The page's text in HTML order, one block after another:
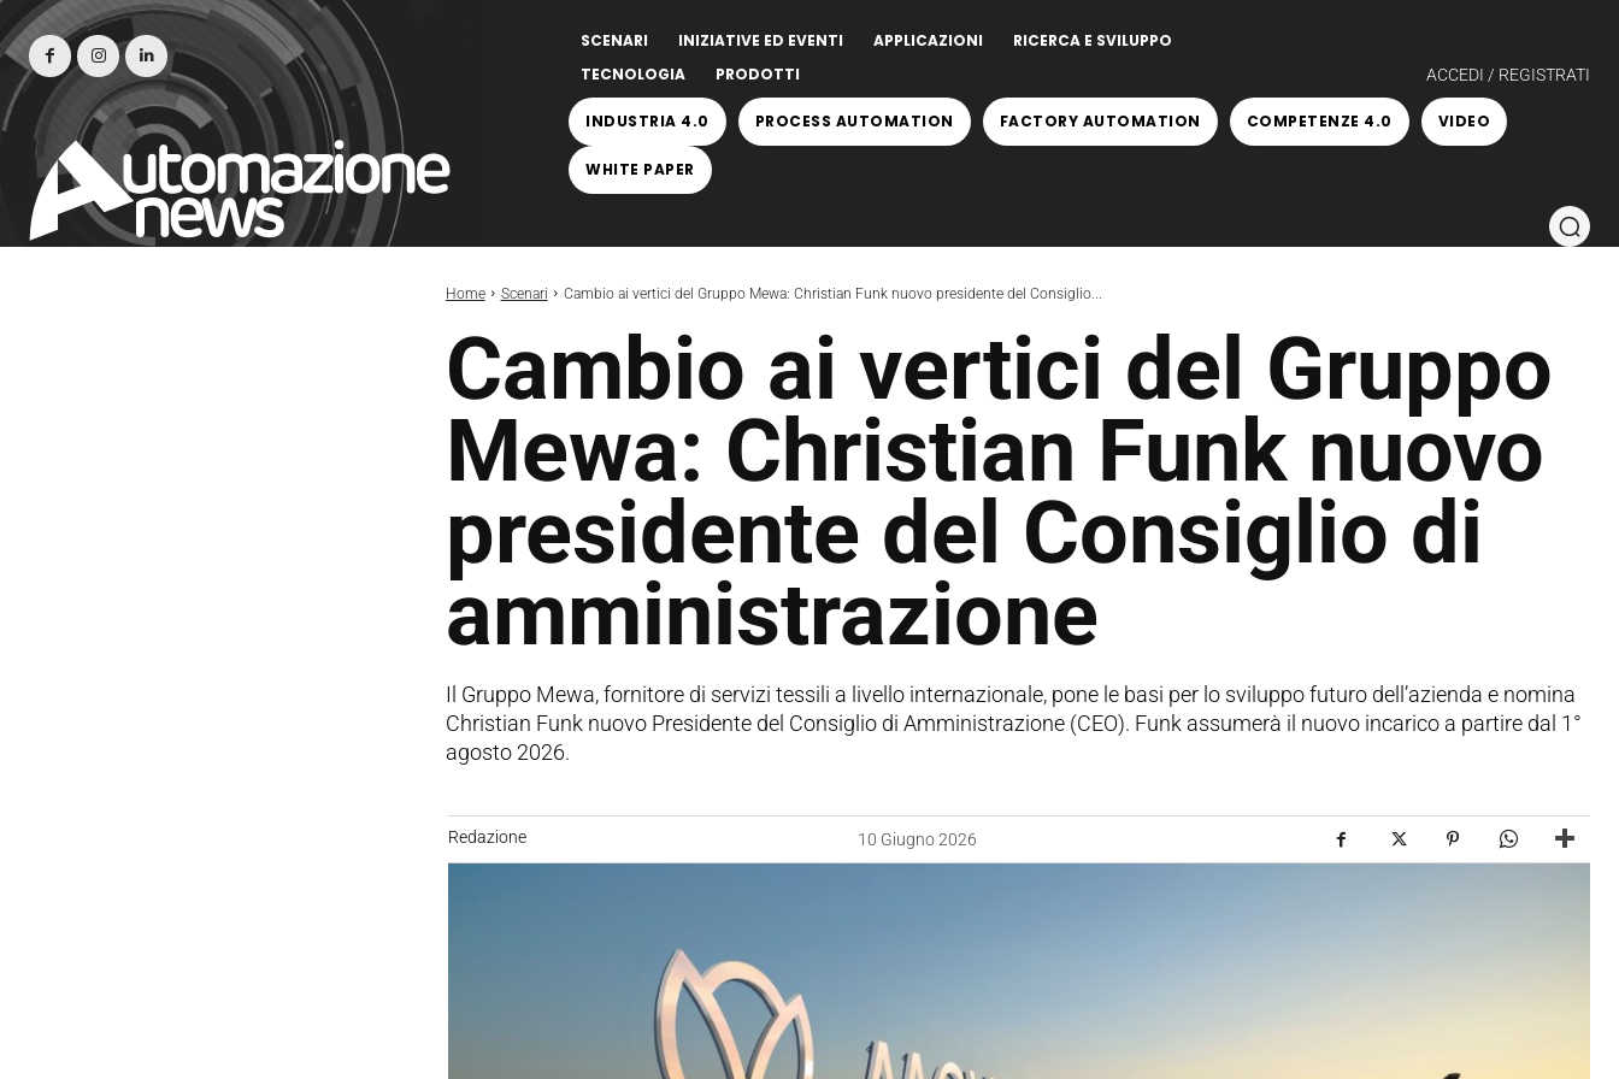
SCENARI INIZIATIVE ED EVENTI APPLICAZIONI
RICERCA E SVILUPPO
TECNOLOGIA
PRODOTTI ACCEDI / REGISTRATI
INDUSTRIA 4.0 PROCESS AUTOMATION FACTORY AUTOMATION COMPETENZE 4.0 VIDEO
WHITE PAPER
Home Scenari Cambio ai vertici del Gruppo Mewa: Christian Funk nuovo presidente del Consiglio...
Cambio ai vertici del Gruppo
Mewa: Christian Funk nuovo
presidente del Consiglio di
amministrazione
Il Gruppo Mewa, fornitore di servizi tessili a livello internazionale, pone le basi per lo sviluppo futuro dell’azienda e nomina
Christian Funk nuovo Presidente del Consiglio di Amministrazione (CEO). Funk assumerà il nuovo incarico a partire dal 1°
agosto 2026.
Redazione 10 Giugno 2026